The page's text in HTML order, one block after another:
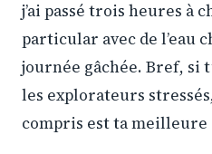
j’ai passé trois heures à
particular avec de l’eau
journée gâchée. Bref, si
les explorateurs
compris est ta meilleure